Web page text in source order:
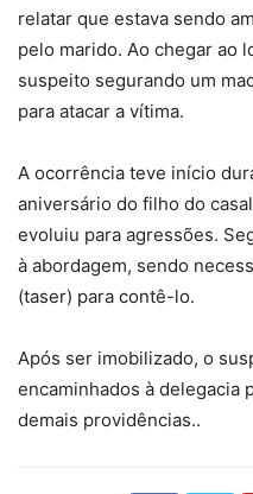
relatar que estava sendo
pelo marido. Ao chegar ao
suspeito segurando um
para atacar a vítima.
A ocorrência teve início
aniversário do filho do
evoluiu para agressões.
à abordagem, sendo
(taser) para contê-lo.
Após ser imobilizado, o
encaminhados à delegacia
demais providências..